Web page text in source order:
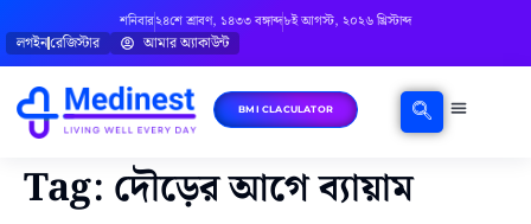
শনিবার২৪শে শ্রাবণ, ১৪৩৩ বঙ্গাব্দ৮ই আগস্ট, ২০২৬ খ্রিস্টাব্দ
লগইনরেজিস্টার আমার অ্যাকাউন্ট
BMI CLACULATOR
Tag: দৌড়ের আগে ব্যায়াম